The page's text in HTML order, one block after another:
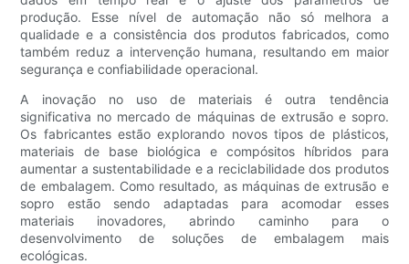
produção. Esse nível de automação não só melhora a
qualidade e a consistência dos produtos fabricados, como
também reduz a intervenção humana, resultando em maior
segurança e confiabilidade operacional.
A inovação no uso de materiais é outra tendência
significativa no mercado de máquinas de extrusão e sopro.
Os fabricantes estão explorando novos tipos de plásticos,
materiais de base biológica e compósitos híbridos para
aumentar a sustentabilidade e a reciclabilidade dos produtos
de embalagem. Como resultado, as máquinas de extrusão e
sopro estão sendo adaptadas para acomodar esses
materiais inovadores, abrindo caminho para o
desenvolvimento de soluções de embalagem mais
ecológicas.